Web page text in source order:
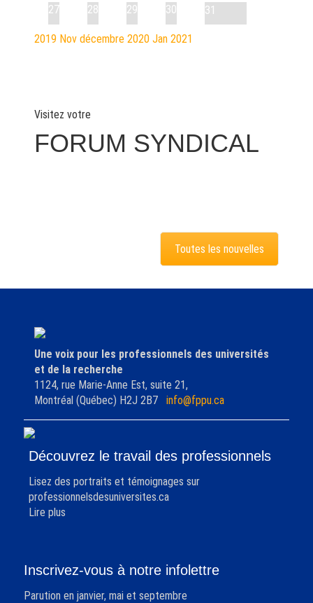
27 28 29 30 31
2019 Nov décembre 2020 Jan 2021
Visitez votre
FORUM SYNDICAL
Toutes les nouvelles
Une voix pour les professionnels des universités
et de la recherche
1124, rue Marie-Anne Est, suite 21,
Montréal (Québec) H2J 2B7 info@fppu.ca
Découvrez le travail des professionnels
Lisez des portraits et témoignages sur
professionnelsdesuniversites.ca
Lire plus
Inscrivez-vous à notre infolettre
Parution en janvier, mai et septembre